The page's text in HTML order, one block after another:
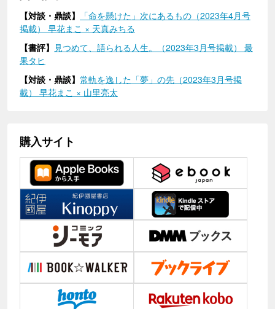
【対談・鼎談】
「命を懸けた」次にあるもの（2023年4月号
掲載） 早花まこ × 天真みちる
【書評】 見つめて、語られる人生。（2023年3月号掲載） 最
果タヒ
【対談・鼎談】 常軌を逸した「夢」の先（2023年3月号掲
載） 早花まこ × 山里亮太
購入サイト